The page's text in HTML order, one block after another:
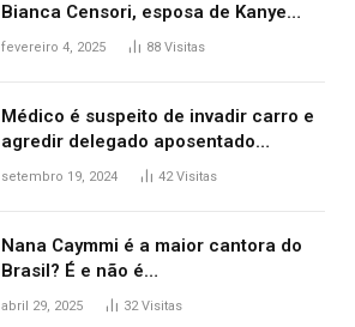
Bianca Censori, esposa de Kanye
West que apareceu nua no Grammy
fevereiro 4, 2025 88 Visitas
Médico é suspeito de invadir carro e
agredir delegado aposentado
durante confusão no trânsito
setembro 19, 2024 42Visitas
Nana Caymmi é a maior cantora do
Brasil? É e não é…
abril 29, 2025 32Visitas